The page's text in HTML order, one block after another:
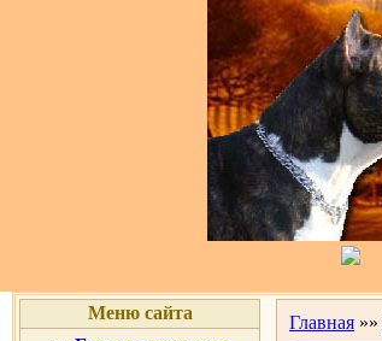
Меню сайта
Главная »»